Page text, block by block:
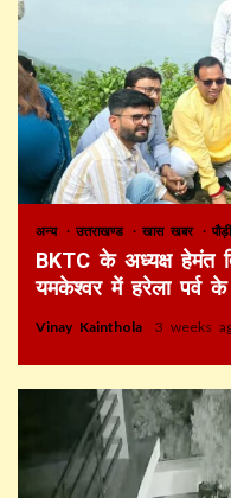
अन्य उत्तराखण्ड खास खबर पौड़ी
BKTC के अध्यक्ष हेमंत
यमकेश्वर में हरेला पर्व
Vinay Kainthola 3 weeks